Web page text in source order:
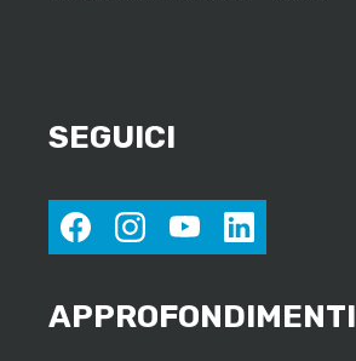
SEGUICI
facebookinstagramyoutubelinkedin
APPROFONDIMENTI